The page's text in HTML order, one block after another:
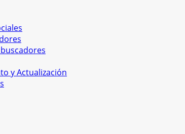
y Actualización